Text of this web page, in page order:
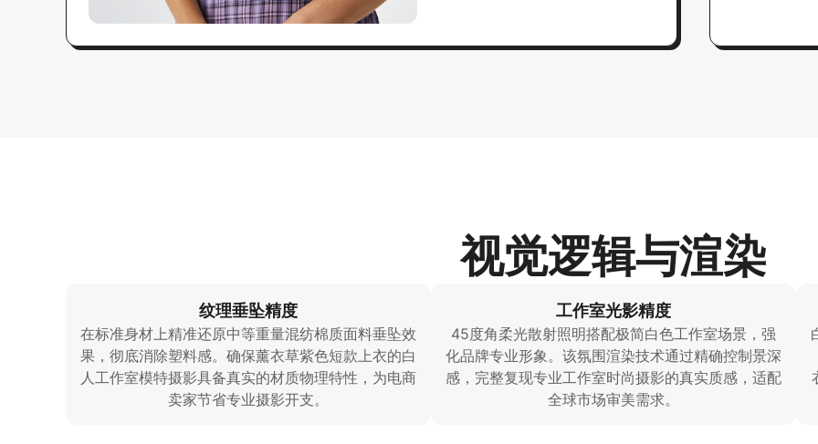
视觉逻辑与渲染
纹理垂坠精度
在标准身材上精准还原中等重量混纺棉质面料垂坠效
果，彻底消除塑料感。确保薰衣草紫色短款上衣的白
人工作室模特摄影具备真实的材质物理特性，为电商
卖家节省专业摄影开支。
工作室光影精度
45度角柔光散射照明搭配极简白色工作室场景，强
化品牌专业形象。该氛围渲染技术通过精确控制景深
感，完整复现专业工作室时尚摄影的真实质感，适配
全球市场审美需求。